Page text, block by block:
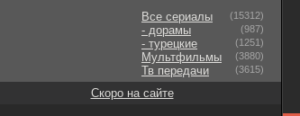
Все сериалы (15312)
- дорамы (987)
- турецкие (1251)
Мультфильмы (3880)
Тв передачи (3615)
Скоро на сайте